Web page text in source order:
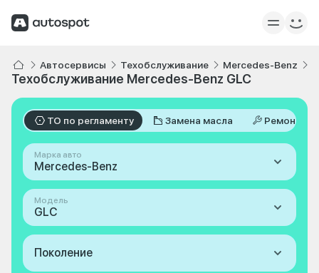
Автосервисы Техобслуживание Mercedes-Benz
Техобслуживание Mercedes-Benz GLC
ТО по регламенту Замена масла Ремонт
Марка авто
Mercedes-Benz
Модель
GLC
Поколение